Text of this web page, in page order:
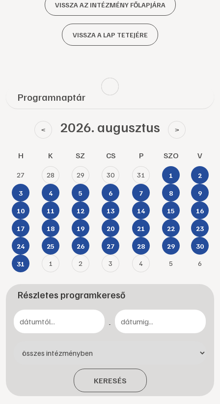
VISSZA AZ INTÉZMÉNY FŐLAPJÁRA
VISSZA A LAP TETEJÉRE
Programnaptár
< 2026. augusztus >
H K SZ CS P SZO V
27 28 29 30 31 1 2
3 4 5 6 7 8 9
10 11 12 13 14 15 16
17 18 19 20 21 22 23
24 25 26 27 28 29 30
31 1 2 3 4 5 6
Részletes programkereső
-
KERESÉS